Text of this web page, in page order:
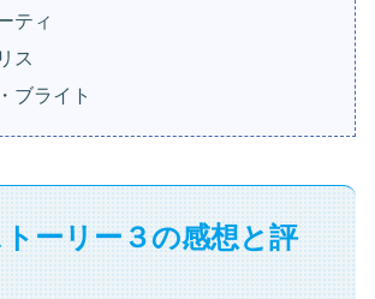
ティ
ス
ブライト
トーリー３の感想と評